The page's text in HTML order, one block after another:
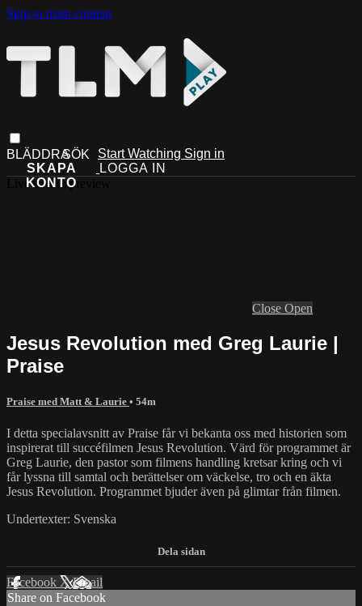
Skip to main content
Start Watching Sign in
Live stream preview
Close Open
Jesus Revolution med Greg Laurie |
Praise
Praise med Matt & Laurie • 54m
I detta specialavsnitt av Praise får vi bekanta oss med historien som
inspirerat till succéfilmen Jesus Revolution. Värd för programmet är
Greg Laurie, den pastor som filmens handling kretsar kring och vi
får lyssna till samtal och berättelser om väckelse, tro och en äkta
Jesus Revolution. Programmet bjuder även på glimtar från filmen.
Undertexter: Svenska
Facebook XEmail
Share on Facebook